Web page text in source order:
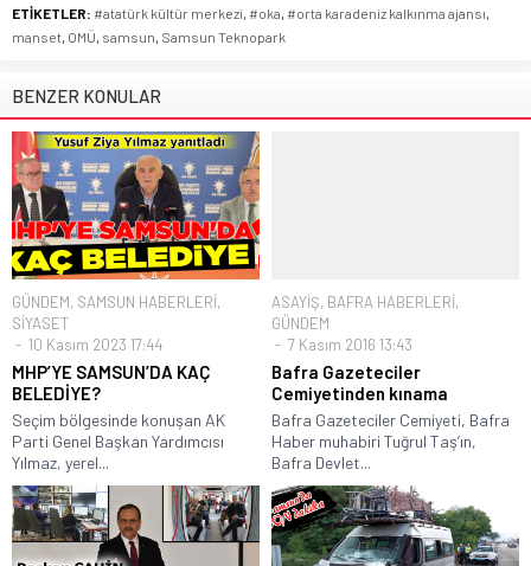
ETİKETLER: #atatürk kültür merkezi #oka #orta karadeniz kalkınma ajansı
manset OMÜ samsun Samsun Teknopark
BENZER KONULAR
GÜNDEM, SAMSUN HABERLERİ,
SİYASET
10 Kasım 2023 17:44
MHP’YE SAMSUN’DA KAÇ
BELEDİYE?
Seçim bölgesinde konuşan AK
Parti Genel Başkan Yardımcısı
Yılmaz, yerel...
ASAYİŞ, BAFRA HABERLERİ,
GÜNDEM
7 Kasım 2016 13:43
Bafra Gazeteciler
Cemiyetinden kınama
Bafra Gazeteciler Cemiyeti, Bafra
Haber muhabiri Tuğrul Taş’ın,
Bafra Devlet...